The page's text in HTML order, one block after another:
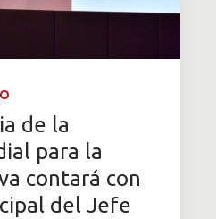
de la
para la
contará con
del Jefe